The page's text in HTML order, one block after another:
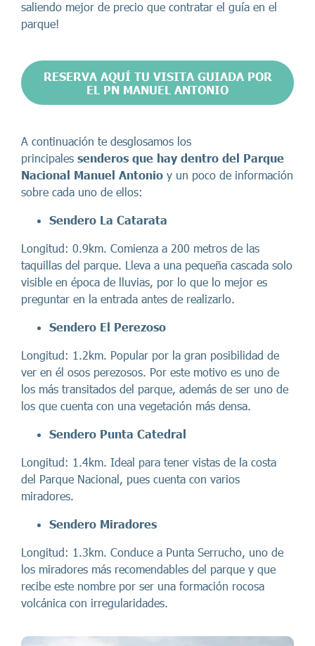
saliendo mejor de precio que contratar el guía en el
parque!
RESERVA AQUÍ TU VISITA GUIADA POR
EL PN MANUEL ANTONIO
A continuación te desglosamos los
principales senderos que hay dentro del Parque
Nacional Manuel Antonio y un poco de información
sobre cada uno de ellos:
Sendero La Catarata
Longitud: 0.9km. Comienza a 200 metros de las
taquillas del parque. Lleva a una pequeña cascada solo
visible en época de lluvias, por lo que lo mejor es
preguntar en la entrada antes de realizarlo.
Sendero El Perezoso
Longitud: 1.2km. Popular por la gran posibilidad de
ver en él osos perezosos. Por este motivo es uno de
los más transitados del parque, además de ser uno de
los que cuenta con una vegetación más densa.
Sendero Punta Catedral
Longitud: 1.4km. Ideal para tener vistas de la costa
del Parque Nacional, pues cuenta con varios
miradores.
Sendero Miradores
Longitud: 1.3km. Conduce a Punta Serrucho, uno de
los miradores más recomendables del parque y que
recibe este nombre por ser una formación rocosa
volcánica con irregularidades.